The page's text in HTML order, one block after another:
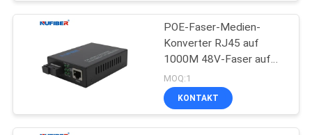
DATENSCHUTZRICHTLINIE
POE-Faser-Medien-
Konverter RJ45 auf
1000M 48V-Faser auf
POE-Ethernet-Konverter
mit POE-betriebenem
Schalter
MOQ:1
KONTAKT